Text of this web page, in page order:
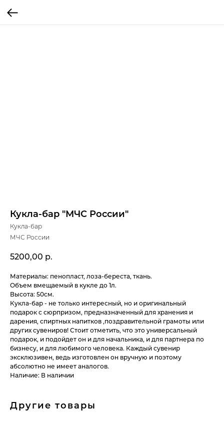
Кукла-бар "МЧС России"
Кукла-бар
МЧС России
5200,00 р.
Материалы: пенопласт, лоза-береста, ткань.
Объем вмещаемый в кукле до 1л.
Высота: 50см.
Кукла-бар - не только интересный, но и оригинальный
подарок с сюрпризом, предназначенный для хранения и
дарения, спиртных напитков ,поздравительной грамоты или
других сувениров! Стоит отметить, что это универсальный
подарок, и подойдет он и для начальника, и для партнера по
бизнесу, и для любимого человека. Каждый сувенир
эксклюзивен, ведь изготовлен он вручную и поэтому
абсолютно не имеет аналогов.
Наличие: В наличии
Другие товары